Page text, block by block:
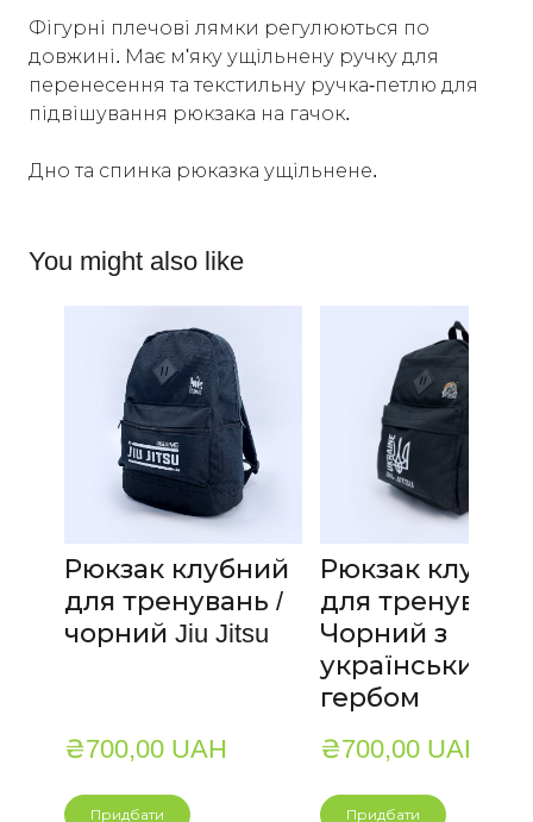
Фігурні плечові лямки регулюються по
довжині. Має м'яку ущільнену ручку для
перенесення та текстильну ручка-петлю для
підвішування рюкзака на гачок.
Дно та спинка рюказка ущільнене.
You might also like
Рюкзак клубний
для тренувань /
чорний Jiu Jitsu
₴700,00 UAH
Придбати
Рюкзак
для тренувань
Чорний з
українським
гербом
₴700,00 UAH
Придбати